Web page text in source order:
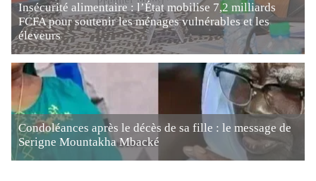
Insécurité alimentaire : l’État mobilise 7,2 milliards
FCFA pour soutenir les ménages vulnérables et les
éleveurs
Condoléances après le décès de sa fille : le message de
Serigne Mountakha Mbacké